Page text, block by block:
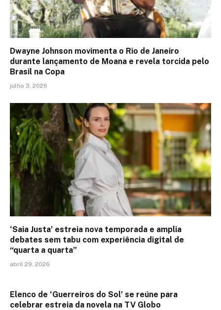
Dwayne Johnson movimenta o Rio de Janeiro
durante lançamento de Moana e revela torcida pelo
Brasil na Copa
julho 3, 2026
‘Saia Justa’ estreia nova temporada e amplia
debates sem tabu com experiência digital de
“quarta a quarta”
abril 29, 2026
Elenco de ‘Guerreiros do Sol’ se reúne para
celebrar estreia da novela na TV Globo